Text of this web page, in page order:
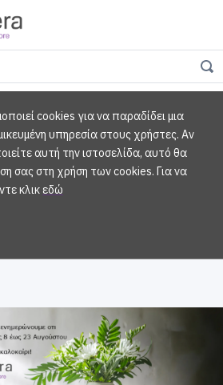
cookies για να παραδίδει μια
υπηρεσία στους χρήστες. Αν
αυτή την ιστοσελίδα, αυτό θα
σας στη χρήση των cookies. Για να
κλικεδώ